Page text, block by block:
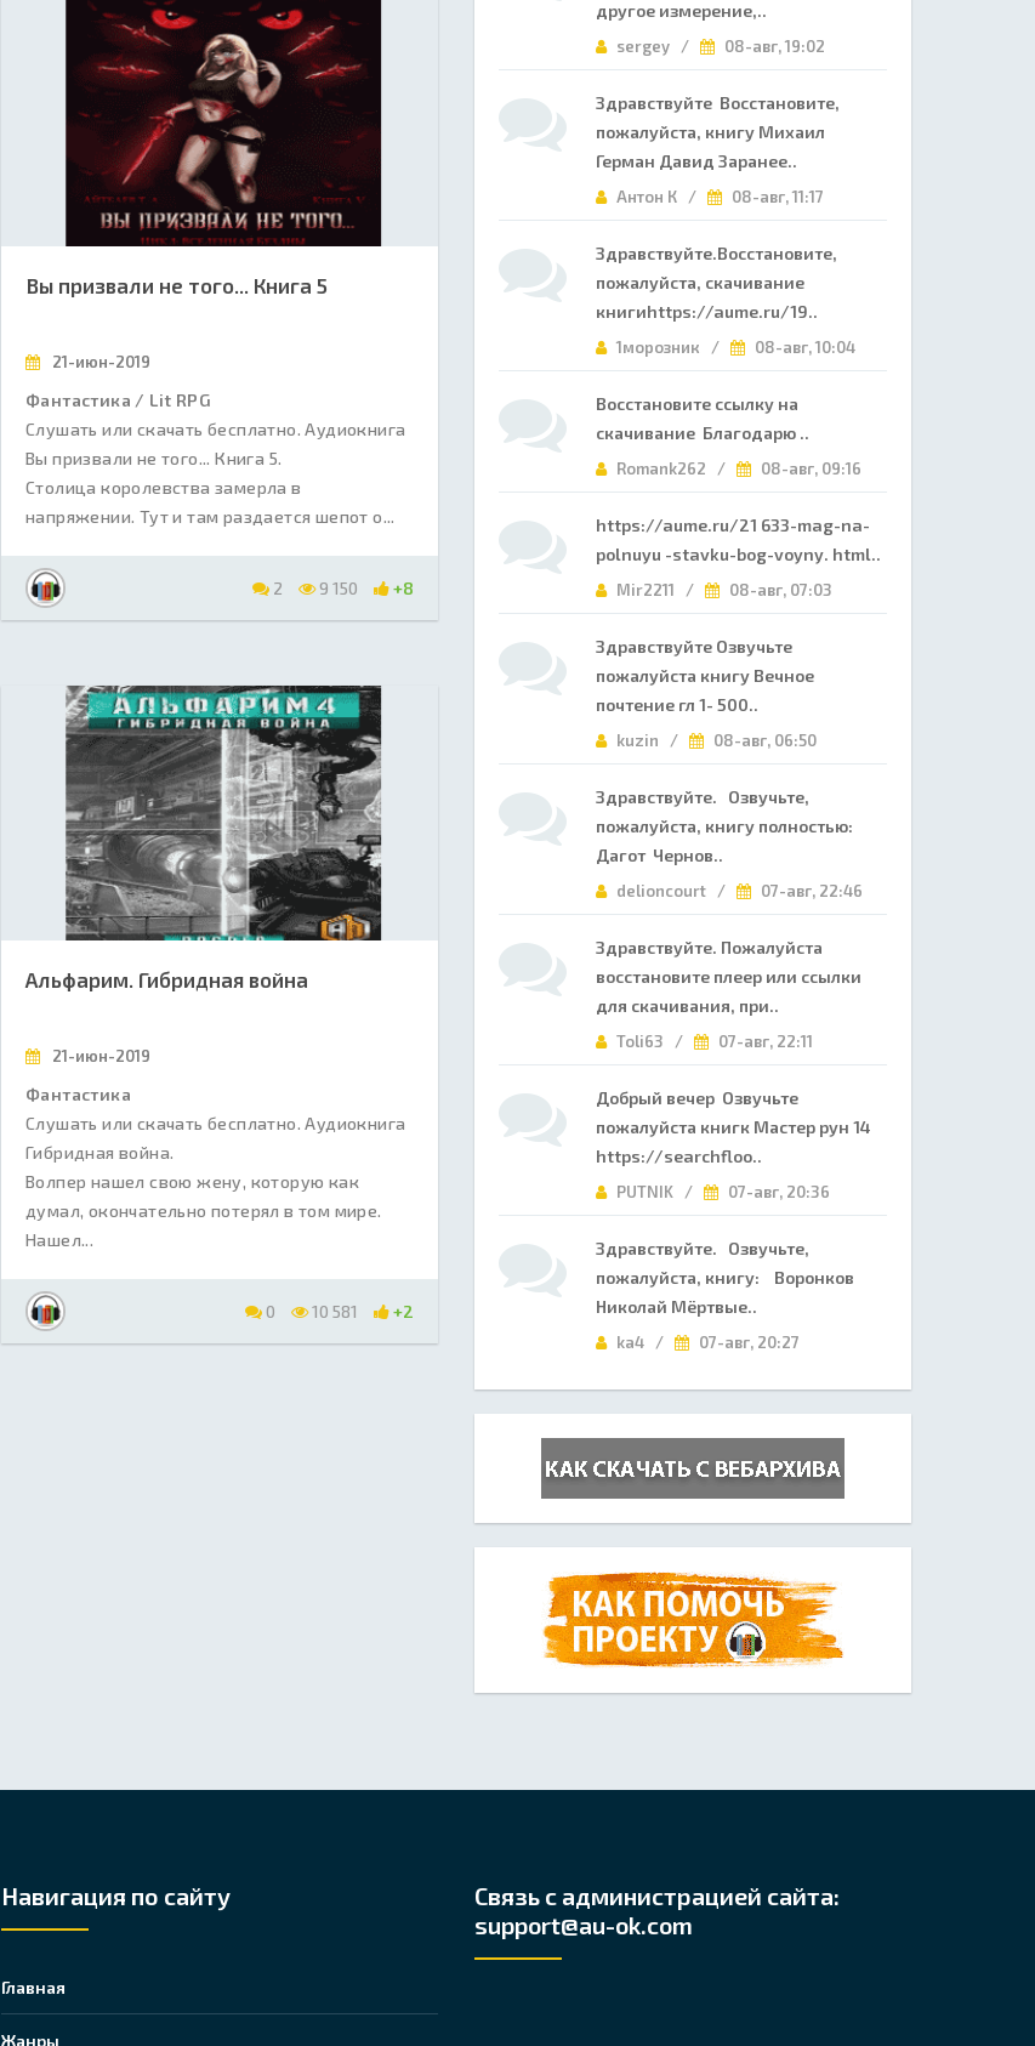
Вы призвали не того... Книга 5
21-июн-2019
Фантастика / Lit RPG
Слушать или скачать бесплатно. Аудиокнига
Вы призвали не того... Книга 5.
Столица королевства замерла в
напряжении. Тут и там раздается шепот о...
2 9 150 +8
Альфарим. Гибридная война
21-июн-2019
Фантастика
Слушать или скачать бесплатно. Аудиокнига
Гибридная война.
Волпер нашел свою жену, которую как
думал, окончательно потерял в том мире.
Нашел...
0 10 581 +2
другое измерение,..
sergey / 08-авг, 19:02
Здравствуйте Восстановите,
пожалуйста, книгу Михаил
Герман Давид Заранее..
Антон К / 08-авг, 11:17
Здравствуйте.Восстановите,
пожалуйста, скачивание
книгиhttps://aume.ru/19..
1морозник / 08-авг, 10:04
Восстановите ссылку на
скачивание Благодарю ..
Romank262 / 08-авг, 09:16
https://aume.ru/21 633-mag-na-
polnuyu -stavku-bog-voyny. html..
Mir2211 / 08-авг, 07:03
Здравствуйте Озвучьте
пожалуйста книгу Вечное
почтение гл 1- 500..
kuzin / 08-авг, 06:50
Здравствуйте. Озвучьте,
пожалуйста, книгу полностью:
Дагот Чернов..
delioncourt / 07-авг, 22:46
Здравствуйте. Пожалуйста
восстановите плеер или ссылки
для скачивания, при..
Toli63 / 07-авг, 22:11
Добрый вечер Озвучьте
пожалуйста книгк Мастер рун 14
https://searchfloo..
PUTNIK / 07-авг, 20:36
Здравствуйте. Озвучьте,
пожалуйста, книгу: Воронков
Николай Мёртвые..
ka4 / 07-авг, 20:27
Навигация по сайту
Главная
Жанры
Связь с администрацией сайта:
support@au-ok.com